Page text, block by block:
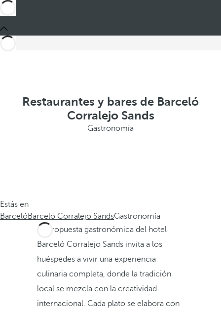
Restaurantes y bares de Barceló
Corralejo Sands
Gastronomía
Estás en
BarcelóBarceló Corralejo SandsGastronomía
La propuesta gastronómica del hotel
Barceló Corralejo Sands invita a los
huéspedes a vivir una experiencia
culinaria completa, donde la tradición
local se mezcla con la creatividad
internacional. Cada plato se elabora con